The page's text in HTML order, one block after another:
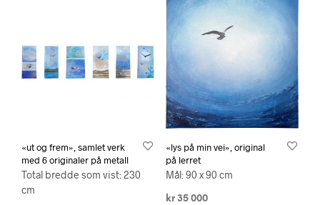
«ut og frem», samlet verk
med 6 originaler på metall
Total bredde som vist: 230
cm
«lys på min vei», original
på lerret
Mål: 90 x 90 cm
kr35 000